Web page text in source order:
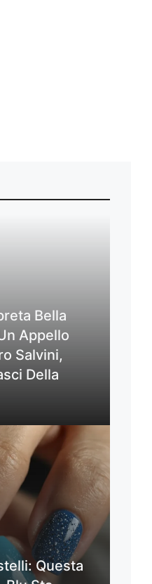
Bella
Appello
Salvini,
Della
Questa